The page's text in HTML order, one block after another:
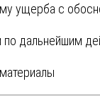
ущерба с
дальнейшим